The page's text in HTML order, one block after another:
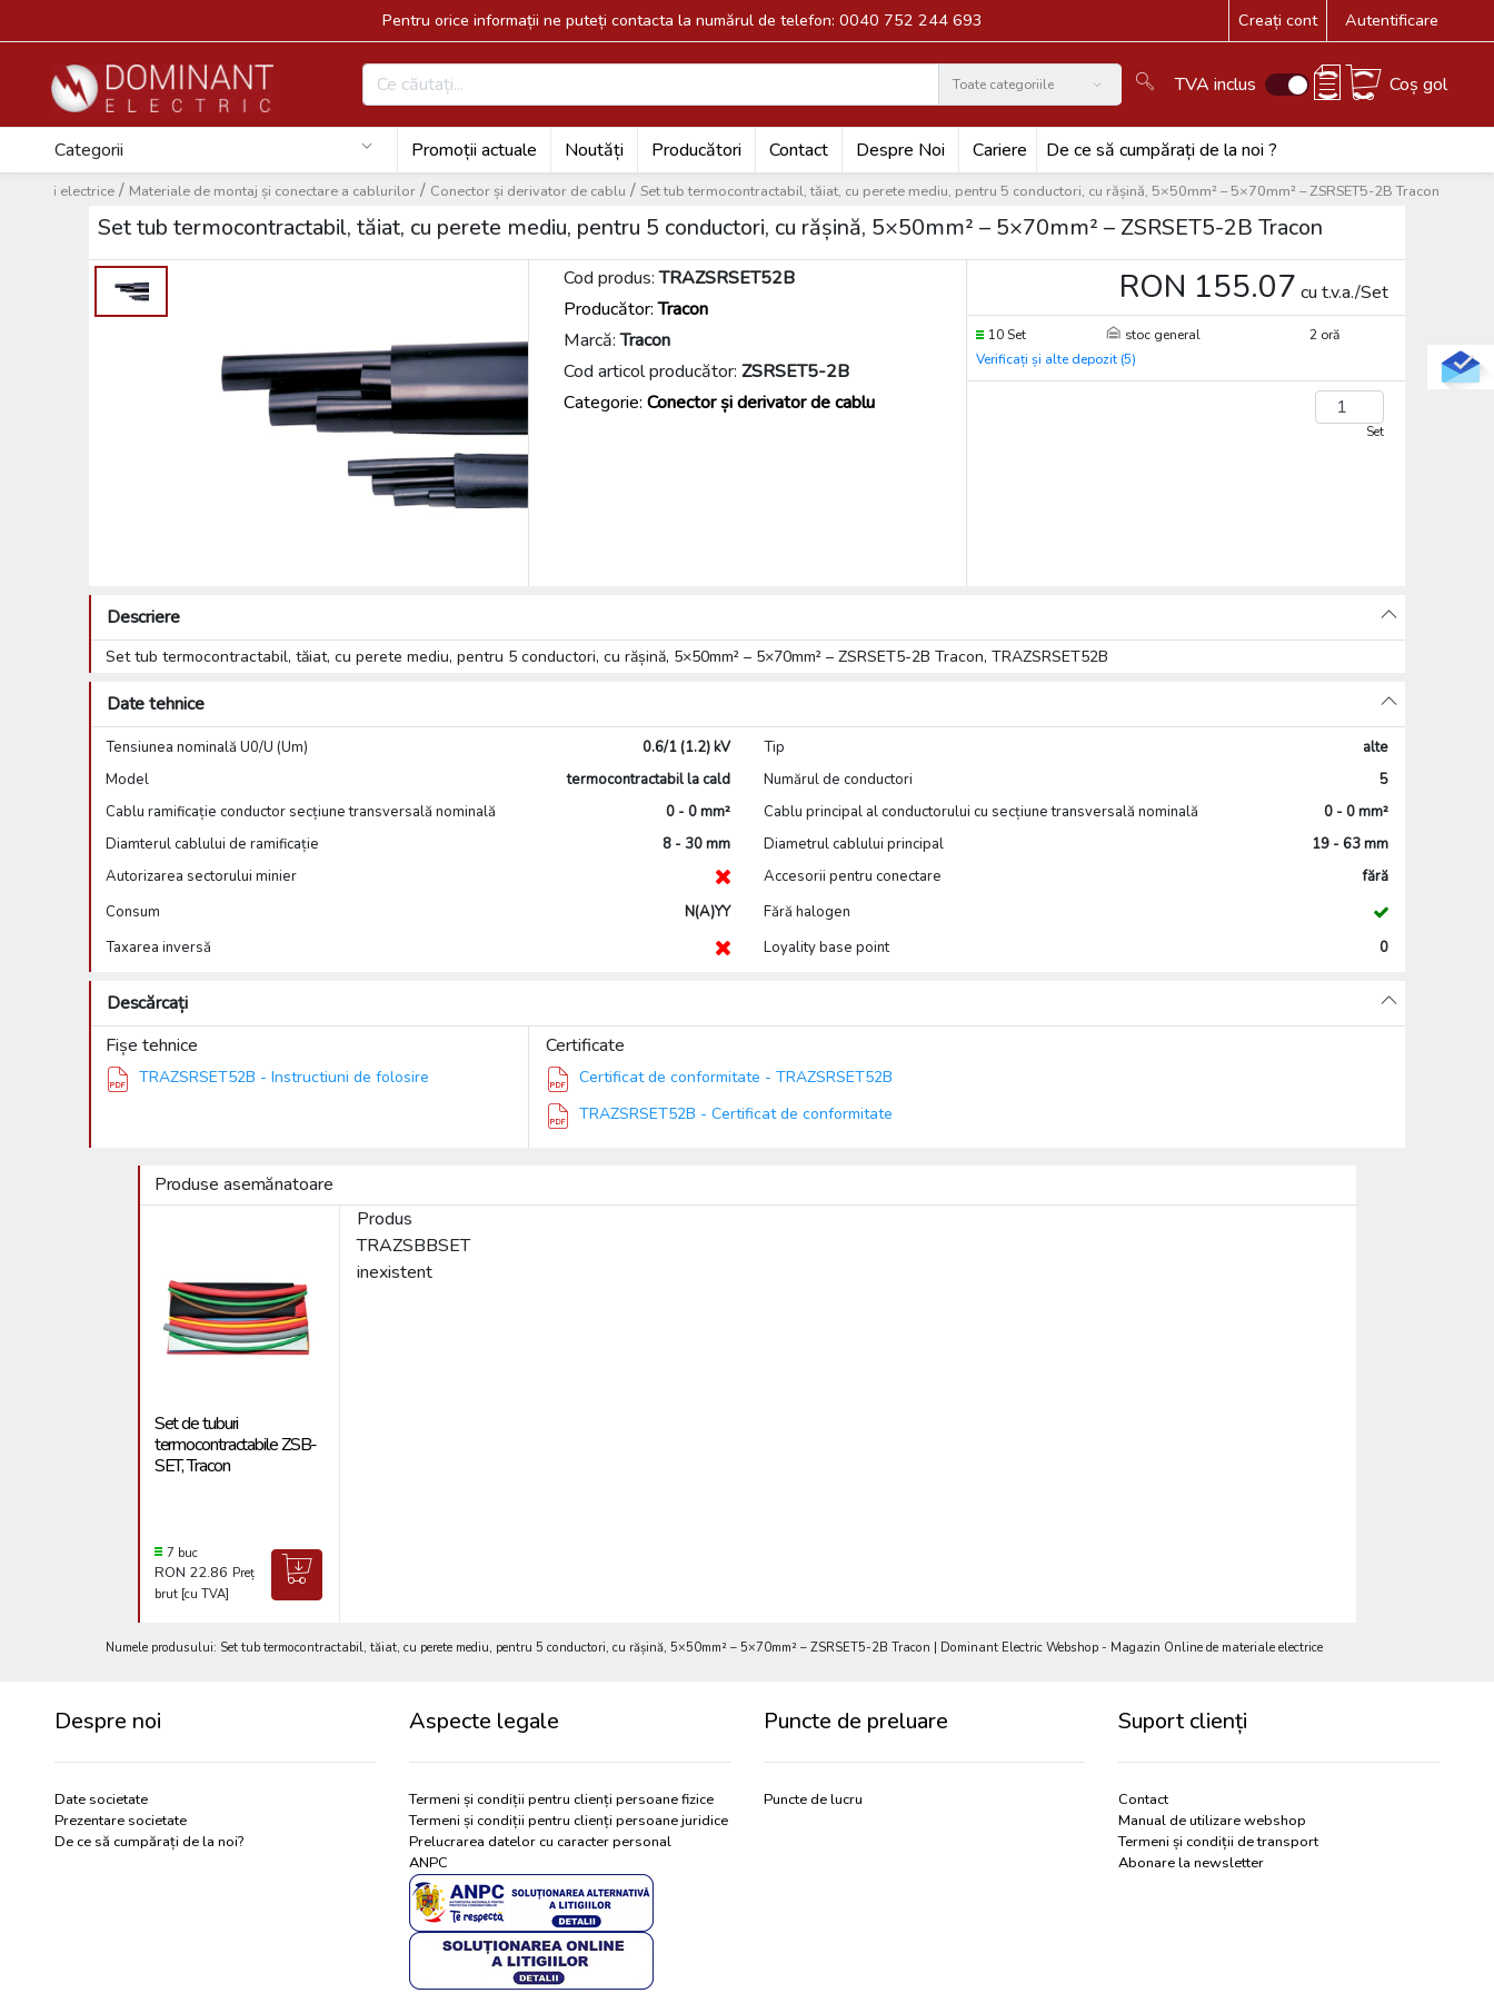
Pentru orice informații ne puteți contacta la numărul de telefon: 0040 752 244 693 Creați cont Autentificare
Toate categoriile
Search TVA inclus Coș gol
Categorii Promoții actuale Noutăți Producători Contact Despre Noi Cariere De ce să cumpărați de la noi ?
Set tub termocontractabil, tăiat, cu perete mediu, pentru 5 conductori, cu rășină, 5×50mm² – 5×70mm² – ZSRSET5-2B Tracon
/
Conector și derivator de cablu
/
Materiale de montaj și conectare a cablurilor
/
electrice
Set tub termocontractabil, tăiat, cu perete mediu, pentru 5 conductori, cu rășină, 5×50mm² – 5×70mm² – ZSRSET5-2B Tracon
Cod produs:TRAZSRSET52B
Producător:Tracon
Marcă:Tracon
Cod articol producător: ZSRSET5-2B
Categorie: Conector și derivator de cablu
RON 155.07 cu t.v.a./Set
10 Set stoc general
2 oră
Verificați și alte depozit (5)
Set
Descriere
Set tub termocontractabil, tăiat, cu perete mediu, pentru 5 conductori, cu rășină, 5×50mm² – 5×70mm² – ZSRSET5-2B Tracon, TRAZSRSET52B
Date tehnice
Tensiunea nominală U0/U (Um) 0.6/1 (1.2) kV Tip
alte
Model
termocontractabil la cald Numărul de conductori
5
Cablu ramificație conductor secțiune transversală nominală
0 - 0 mm² Cablu principal al conductorului cu secțiune transversală nominală
0 - 0 mm²
Diamterul cablului de ramificație
8 - 30 mm Diametrul cablului principal
19 - 63 mm
Autorizarea sectorului minier
Accesorii pentru conectare
fără
Consum
N(A)YY
Fără halogen
Taxarea inversă
Loyality base point 0
Descărcați
Fișe tehnice
TRAZSRSET52B - Instructiuni de folosire
Certificate
Certificat de conformitate - TRAZSRSET52B
TRAZSRSET52B - Certificat de conformitate
Produse asemănatoare
Set de tuburi
termocontractabile ZSB-
SET, Tracon
7 buc
RON 22.86 Preț
brut [cu TVA]
Produs
TRAZSBBSET
inexistent
Numele produsului: Set tub termocontractabil, tăiat, cu perete mediu, pentru 5 conductori, cu rășină, 5×50mm² – 5×70mm² – ZSRSET5-2B Tracon | Dominant Electric Webshop - Magazin Online de materiale electrice
Despre noi
Date societate
Prezentare societate
De ce să cumpărați de la noi?
Aspecte legale
Termeni și condiții pentru clienți persoane fizice
Termeni și condiții pentru clienți persoane juridice
Prelucrarea datelor cu caracter personal
ANPC
Puncte de preluare
Puncte de lucru
Suport clienți
Contact
Manual de utilizare webshop
Termeni și condiții de transport
Abonare la newsletter